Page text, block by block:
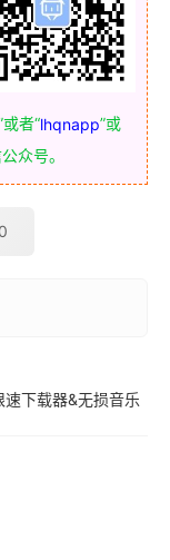
或者“lhqnapp”或
众号。
0
下载器&无损音乐